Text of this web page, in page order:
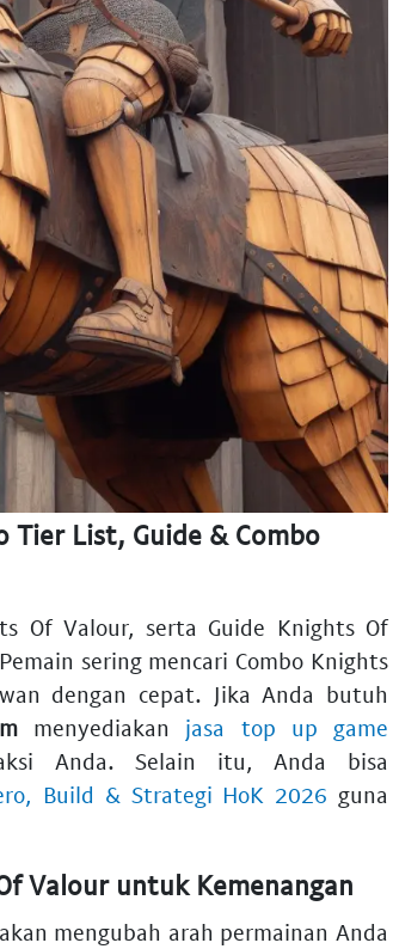
Tier List, Guide & Combo
Of Valour, serta Guide Knights Of
sering mencari Combo Knights
dengan cepat. Jika Anda butuh
menyediakan jasa top up game
Anda. Selain itu, Anda bisa
Build & Strategi HoK 2026 guna
Valour untuk Kemenangan
mengubah arah permainan Anda